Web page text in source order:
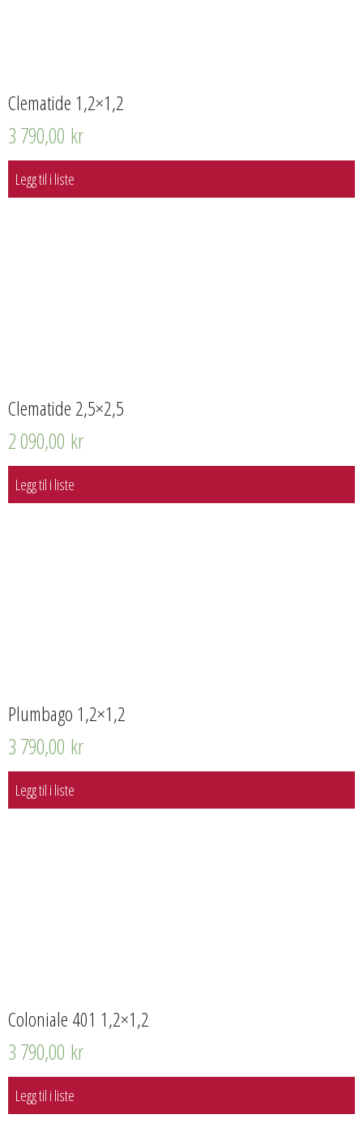
Clematide 1,2×1,2
3 790,00 kr
Legg til i liste
Clematide 2,5×2,5
2 090,00 kr
Legg til i liste
Plumbago 1,2×1,2
3 790,00 kr
Legg til i liste
Coloniale 401 1,2×1,2
3 790,00 kr
Legg til i liste